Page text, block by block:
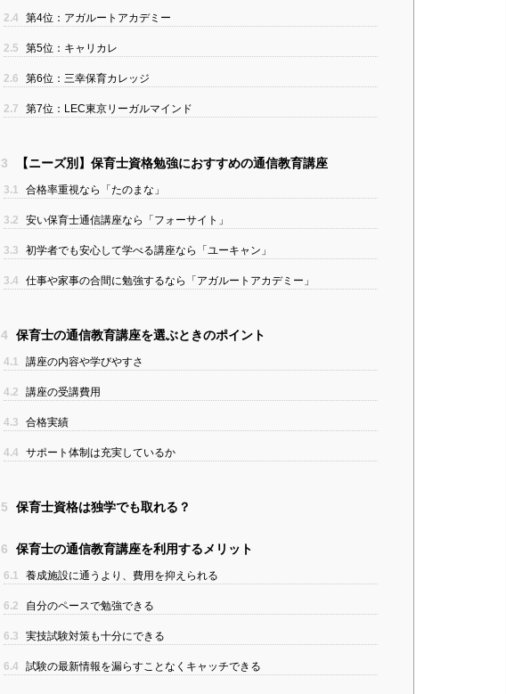
2.4 第4位：アガルートアカデミー
2.5 第5位：キャリカレ
2.6 第6位：三幸保育カレッジ
2.7 第7位：LEC東京リーガルマインド
3 【ニーズ別】保育士資格勉強におすすめの通信教育講座
3.1 合格率重視なら「たのまな」
3.2 安い保育士通信講座なら「フォーサイト」
3.3 初学者でも安心して学べる講座なら「ユーキャン」
3.4 仕事や家事の合間に勉強するなら「アガルートアカデミー」
4 保育士の通信教育講座を選ぶときのポイント
4.1 講座の内容や学びやすさ
4.2 講座の受講費用
4.3 合格実績
4.4 サポート体制は充実しているか
5 保育士資格は独学でも取れる？
6 保育士の通信教育講座を利用するメリット
6.1 養成施設に通うより、費用を抑えられる
6.2 自分のペースで勉強できる
6.3 実技試験対策も十分にできる
6.4 試験の最新情報を漏らすことなくキャッチできる